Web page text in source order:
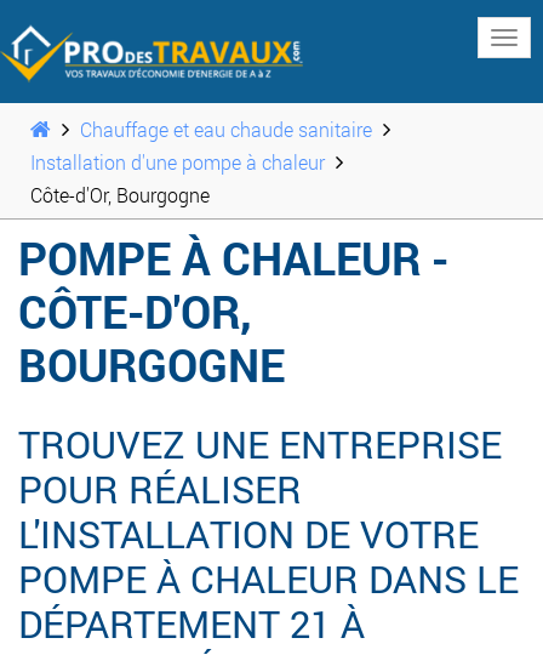
Chauffage et eau chaude sanitaire
Installation d'une pompe à chaleur
Côte-d'Or, Bourgogne
POMPE À CHALEUR -
CÔTE-D'OR,
BOURGOGNE
TROUVEZ UNE ENTREPRISE
POUR RÉALISER
L'INSTALLATION DE VOTRE
POMPE À CHALEUR DANS LE
DÉPARTEMENT 21 À